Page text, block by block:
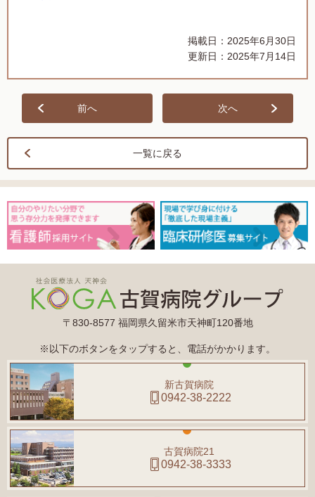
掲載日：2025年6月30日
更新日：2025年7月14日
前へ 次へ
一覧に戻る
〒830-8577 福岡県久留米市天神町120番地
※以下のボタンをタップすると、電話がかかります。
新古賀病院
0942-38-2222
古賀病院21
0942-38-3333